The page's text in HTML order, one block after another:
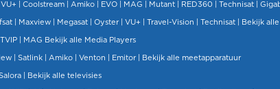
VU+ | Coolstream | Amiko EVO MAG Mutant | RED360 | Technisat
Maxview Megasat | Oyster | VU+ Travel-Vision Technisat Bekijk
TVIP MAG Bekijk alle Media Players
Satlink Amiko Venton Emitor Bekijk alle meetapparatuur
Bekijk alle televisies